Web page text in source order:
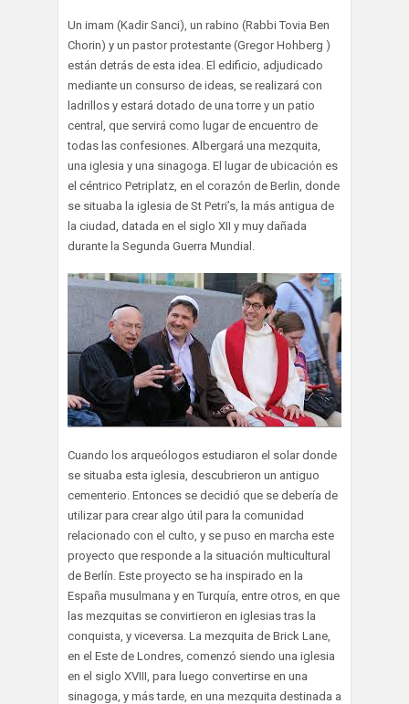
Un imam (Kadir Sanci), un rabino (Rabbi Tovia Ben
Chorin) y un pastor protestante (Gregor Hohberg )
están detrás de esta idea. El edificio, adjudicado
mediante un consurso de ideas, se realizará con
ladrillos y estará dotado de una torre y un patio
central, que servirá como lugar de encuentro de
todas las confesiones. Albergará una mezquita,
una iglesia y una sinagoga. El lugar de ubicación es
el céntrico Petriplatz, en el corazón de Berlin, donde
se situaba la iglesia de St Petri’s, la más antigua de
la ciudad, datada en el siglo XII y muy dañada
durante la Segunda Guerra Mundial.
Cuando los arqueólogos estudiaron el solar donde
se situaba esta iglesia, descubrieron un antiguo
cementerio. Entonces se decidió que se debería de
utilizar para crear algo útil para la comunidad
relacionado con el culto, y se puso en marcha este
proyecto que responde a la situación multicultural
de Berlín. Este proyecto se ha inspirado en la
España musulmana y en Turquía, entre otros, en que
las mezquitas se convirtieron en iglesias tras la
conquista, y viceversa. La mezquita de Brick Lane,
en el Este de Londres, comenzó siendo una iglesia
en el siglo XVIII, para luego convertirse en una
sinagoga, y más tarde, en una mezquita destinada a